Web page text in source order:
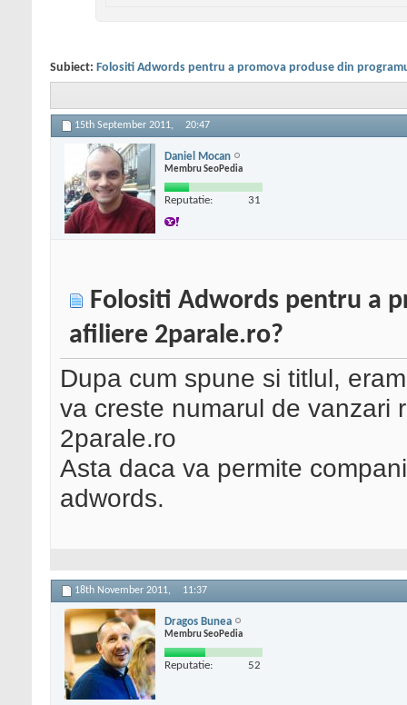
Subiect: Folositi Adwords pentru a promova produse din
15th September 2011, 20:47
Daniel Mocan
Membru SeoPedia
Reputatie: 31
Folositi Adwords pentru a
afiliere 2parale.ro?
Dupa cum spune si titlul,
va creste numarul de vanzari
2parale.ro
Asta daca va permite
adwords.
18th November 2011, 11:37
Dragos Bunea
Membru SeoPedia
Reputatie: 52